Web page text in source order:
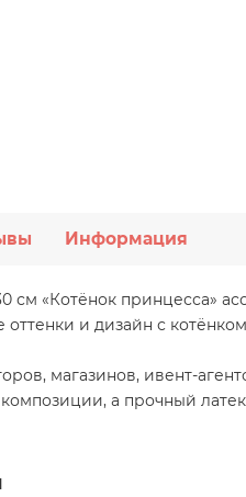
Информация
см «Котёнок принцесса»
и дизайн с
магазинов, ивент-
а прочный